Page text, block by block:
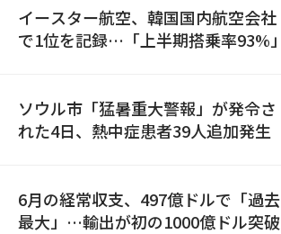
イースター航空、韓国国内航空会社
で1位を記録…「上半期搭乗率93%」
ソウル市「猛暑重大警報」が発令さ
れた4日、熱中症患者39人追加発生
6月の経常収支、497億ドルで「過去
最大」…輸出が初の1000億ドル突破